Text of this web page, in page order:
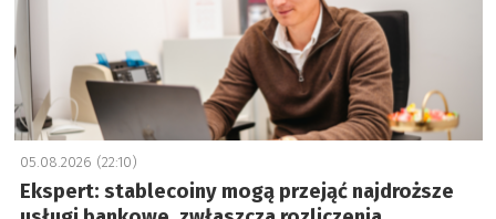
05.08.2026 (22:10)
Ekspert: stablecoiny mogą przejąć najdroższe